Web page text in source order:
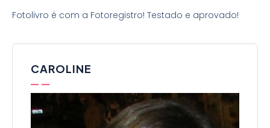
Fotolivro é com a Fotoregistro! Testado e aprovado!
CAROLINE